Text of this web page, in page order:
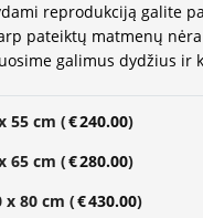
reprodukciją galite
pateiktų matmenų
galimus dydžius ir
55 cm (€240.00)
65 cm (€280.00)
x 80 cm (€430.00)